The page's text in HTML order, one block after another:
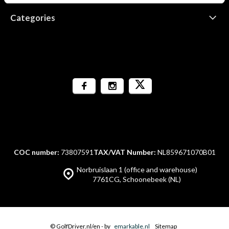
Categories
Norbruislaan 1 (office and warehouse)
7761CG, Schoonebeek (NL)
COC number: 73807591 TAX/VAT Number: NL859671070B01
© GolfDriver.nl/en - by emarkable.nl Sitemap